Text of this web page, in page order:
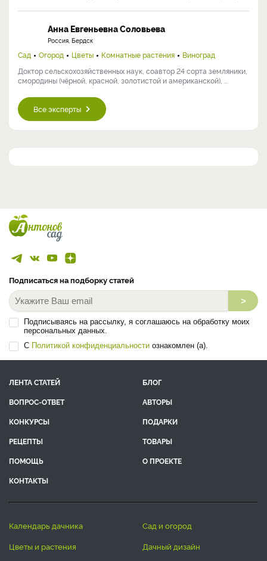
Анна Евгеньевна Соловьева
Россия, Бердск
Сад Огород Цветы Комнатные растения
Виноград
Доктор сельскохозяйственных наук, соавтор 24 сорта земляники,
смородины (чёрной, красной, золотистой и американской), ...
Все эксперты
Подписаться на подборку статей
>
Подписываясь на рассылку, я соглашаюсь на обработку моих
персональных данных.
С Политикой конфиденциальности ознакомлен (а).
ЛЕНТА СТАТЕЙ
БЛОГ
ВОПРОС-ОТВЕТ
АВТОРЫ
КОНКУРСЫ
ПОДАРКИ
РЕЦЕПТЫ
ТОВАРЫ
ПОМОЩЬ
О ПРОЕКТЕ
КОНТАКТЫ
календарь дачника
сад и огород
цветы и растения
дачный дизайн